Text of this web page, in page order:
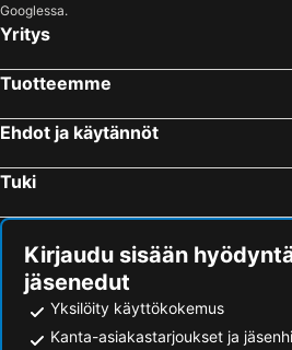
Googlessa.
Yritys
Tuotteemme
Ehdot ja käytännöt
Tuki
Kirjaudu sisään
jäsenedut
Yksilöity käyttökokemus
Kanta-asiakastarjoukset ja